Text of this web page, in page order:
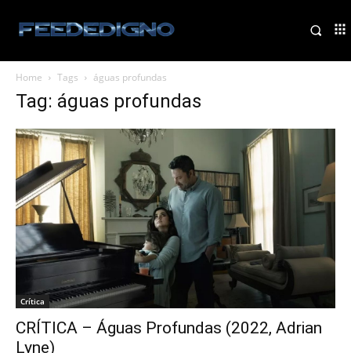
Home Tags águas profundas
Tag: águas profundas
Crítica
CRÍTICA – Águas Profundas (2022, Adrian
Lyne)